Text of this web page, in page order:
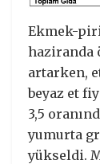
Ekmek-
haziranda
artarken,
beyaz et
3,5
yumurta
yükseldi.